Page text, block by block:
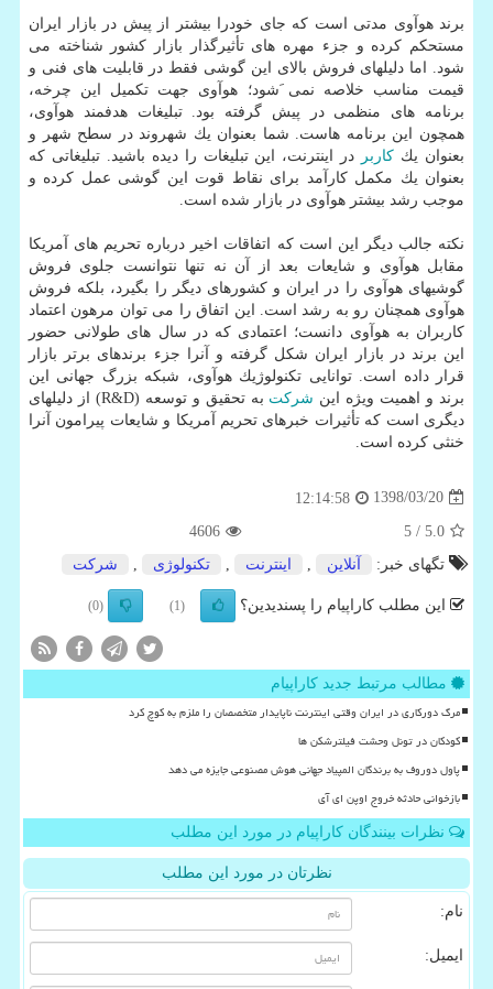
برند هوآوی مدتی است كه جای خودرا بیشتر از پیش در بازار ایران
مستحكم كرده و جزء مهره های تأثیرگذار بازار كشور شناخته می
شود. اما دلیلهای فروش بالای این گوشی فقط در قابلیت های فنی و
قیمت مناسب خلاصه نمی َشود؛ هوآوی جهت تكمیل این چرخه،
برنامه های منظمی در پیش گرفته بود. تبلیغات هدفمند هوآوی،
همچون این برنامه هاست. شما بعنوان یك شهروند در سطح شهر و
بعنوان یك كاربر
در اینترنت، این تبلیغات را دیده باشید. تبلیغاتی كه
بعنوان یك مكمل كارآمد برای نقاط قوت این گوشی عمل كرده و
موجب رشد بیشتر هوآوی در بازار شده است.
نكته جالب دیگر این است كه اتفاقات اخیر درباره تحریم های آمریكا
مقابل هوآوی و شایعات بعد از آن نه تنها نتوانست جلوی فروش
گوشیهای هوآوی را در ایران و كشورهای دیگر را بگیرد، بلكه فروش
هوآوی همچنان رو به رشد است. این اتفاق را می توان مرهون اعتماد
كاربران به هوآوی دانست؛ اعتمادی كه در سال های طولانی حضور
این برند در بازار ایران شكل گرفته و آنرا جزء برندهای برتر بازار
قرار داده است. توانایی تكنولوژیك هوآوی، شبكه بزرگ جهانی این
برند و اهمیت ویژه این شركت
به تحقیق و توسعه (R&D) از دلیلهای
دیگری است كه تأثیرات خبرهای تحریم آمریكا و شایعات پیرامون آنرا
خنثی كرده است.
1398/03/20
12:14:58
5.0
/ 5
4606
تگهای خبر:
آنلاین اینترنت تكنولوژی شركت
این مطلب کاراپیام را پسندیدین؟ (1)
(0)
مطالب مرتبط جدید کاراپیام
مرگ دورکاری در ایران وقتی اینترنت ناپایدار متخصصان را ملزم به کوچ کرد
کودکان در تونل وحشت فیلترشکن ها
پاول دوروف به برندگان المپیاد جهانی هوش مصنوعی جایزه می دهد
بازخوانی حادثه خروج اوپن ای آی
نظرات بینندگان کاراپیام در مورد این مطلب
نظرتان در مورد این مطلب
نام:
ایمیل: